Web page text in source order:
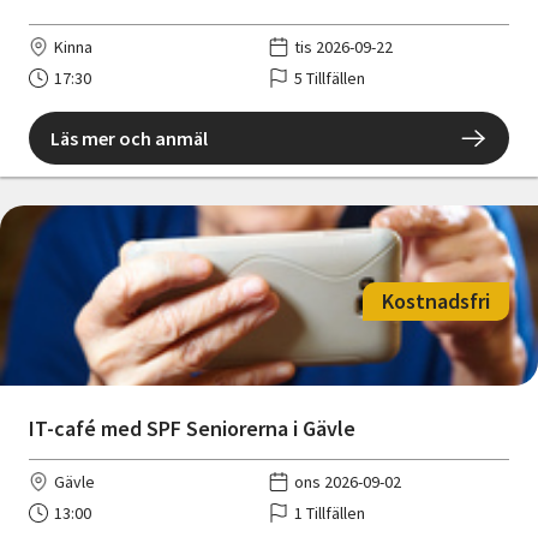
Kinna
tis 2026-09-22
17:30
5 Tillfällen
Läs mer och anmäl
IT-café med SPF Seniorerna i Gävle
Kostnadsfri
Gävle
ons 2026-09-02
13:00
1 Tillfällen